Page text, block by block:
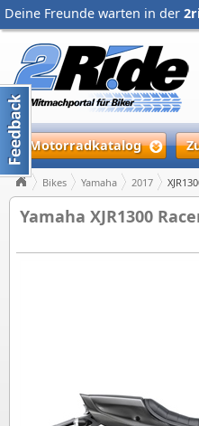
Deine Freunde warten in der
Motorradkatalog
Bikes Yamaha 2017
Yamaha XJR1300